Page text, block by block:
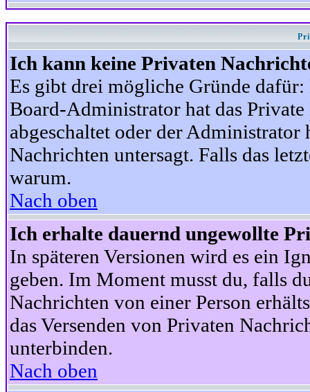
Ich kann keine Privaten
Es gibt drei mögliche Gründe
Board-Administrator hat das
abgeschaltet oder der
Nachrichten untersagt. Falls das
warum.
Nach oben
Ich erhalte dauernd ungewollte
In späteren Versionen wird es ein
geben. Im Moment musst du, falls
Nachrichten von einer Person
das Versenden von Privaten
unterbinden.
Nach oben